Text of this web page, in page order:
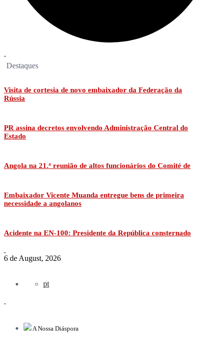
Destaques
Visita de cortesia de novo embaixador da Federação da
Rússia
PR assina decretos envolvendo Administração Central do
Estado
Angola na 21.ª reunião de altos funcionários do Comité de
Embaixador Vicente Muanda entregue bens de primeira
necessidade a angolanos
Acidente na EN-100: Presidente da República consternado
6 de August, 2026
pt
A Nossa Diáspora